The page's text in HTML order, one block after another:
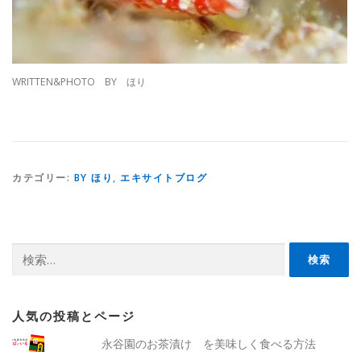
WRITTEN&PHOTO BY ほり
カテゴリー: BY ほり , エキサイトブログ
索:
人気の投稿とページ
永谷園のお茶漬け を美味しく食べる方法